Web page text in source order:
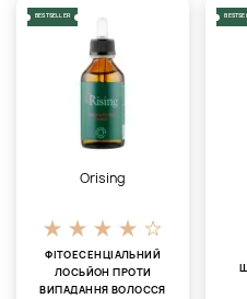
BESTSELLER
Orising
ФІТОЕСЕНЦІАЛЬНИЙ
ЛОСЬЙОН ПРОТИ
ВИПАДАННЯ ВОЛОССЯ